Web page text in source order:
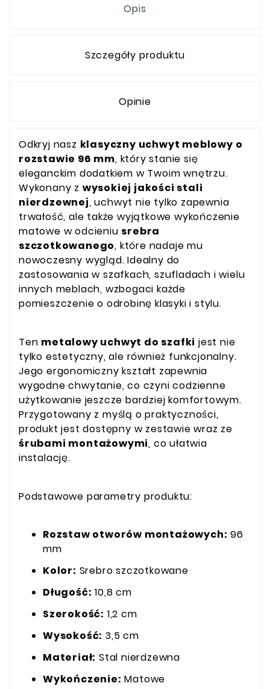
Opis
Szczegóły produktu
Opinie
Odkryj nasz klasyczny uchwyt meblowy o
rozstawie 96 mm, który stanie się
eleganckim dodatkiem w Twoim wnętrzu.
Wykonany z wysokiej jakości stali
nierdzewnej, uchwyt nie tylko zapewnia
trwałość, ale także wyjątkowe wykończenie
matowe w odcieniu srebra
szczotkowanego, które nadaje mu
nowoczesny wygląd. Idealny do
zastosowania w szafkach, szufladach i wielu
innych meblach, wzbogaci każde
pomieszczenie o odrobinę klasyki i stylu.
Ten metalowy uchwyt do szafki jest nie
tylko estetyczny, ale również funkcjonalny.
Jego ergonomiczny kształt zapewnia
wygodne chwytanie, co czyni codzienne
użytkowanie jeszcze bardziej komfortowym.
Przygotowany z myślą o praktyczności,
produkt jest dostępny w zestawie wraz ze
śrubami montażowymi, co ułatwia
instalację.
Podstawowe parametry produktu:
Rozstaw otworów montażowych: 96
mm
Kolor: Srebro szczotkowane
Długość: 10,8 cm
Szerokość: 1,2 cm
Wysokość: 3,5 cm
Materiał: Stal nierdzewna
Wykończenie: Matowe